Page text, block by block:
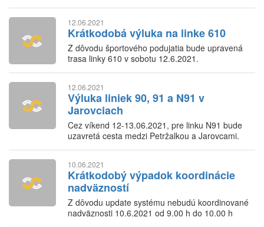
12.06.2021
Krátkodobá výluka na linke 610
Z dôvodu športového podujatia bude upravená
trasa linky 610 v sobotu 12.6.2021.
12.06.2021
Výluka liniek 90, 91 a N91 v
Jarovciach
Cez víkend 12-13.06.2021, pre linku N91 bude
uzavretá cesta medzi Petržalkou a Jarovcami.
10.06.2021
Krátkodobý výpadok koordinácie
nadväzností
Z dôvodu update systému nebudú koordinované
nadväznosti 10.6.2021 od 9.00 h do 10.00 h